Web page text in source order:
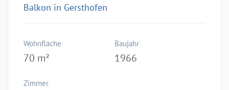
Balkon in Gersthofen
Wohnfläche
70 m²
Baujahr
1966
Zimmer